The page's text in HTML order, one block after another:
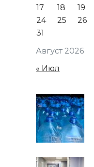
Август 2026
17
18 19
24
25 26
31
« Июл